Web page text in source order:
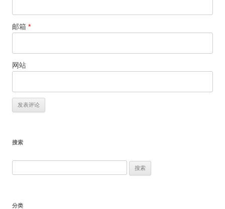
邮箱 *
网站
搜索
分类